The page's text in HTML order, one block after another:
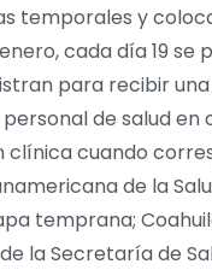
temporales y
cada día 19
para recibir
de salud en
clínica cuando
de la
temprana;
la Secretaría de